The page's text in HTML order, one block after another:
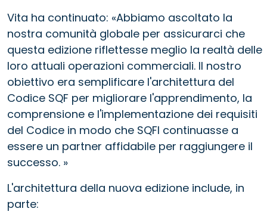
Vita ha continuato: «Abbiamo ascoltato la
nostra comunità globale per assicurarci che
questa edizione riflettesse meglio la realtà delle
loro attuali operazioni commerciali. Il nostro
obiettivo era semplificare l'architettura del
Codice SQF per migliorare l'apprendimento, la
comprensione e l'implementazione dei requisiti
del Codice in modo che SQFI continuasse a
essere un partner affidabile per raggiungere il
successo. »
L'architettura della nuova edizione include, in
parte: